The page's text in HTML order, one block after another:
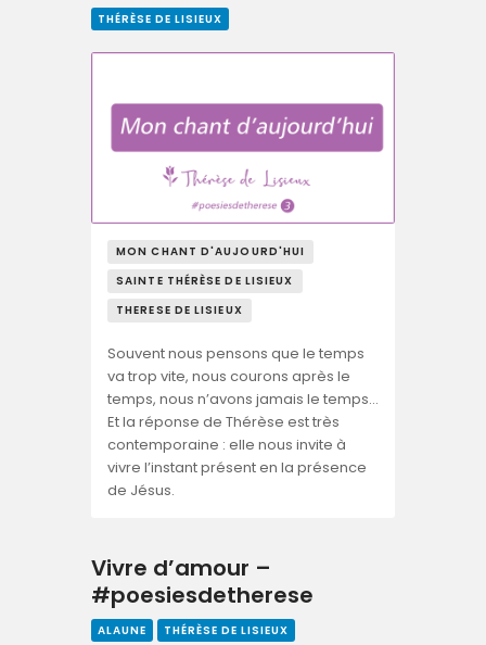
THÉRÈSE DE LISIEUX
MON CHANT D'AUJOURD'HUI
SAINTE THÉRÈSE DE LISIEUX
THERESE DE LISIEUX
Souvent nous pensons que le temps
va trop vite, nous courons après le
temps, nous n’avons jamais le temps…
Et la réponse de Thérèse est très
contemporaine : elle nous invite à
vivre l’instant présent en la présence
de Jésus.
Vivre d’amour –
#poesiesdetherese
ALAUNE THÉRÈSE DE LISIEUX